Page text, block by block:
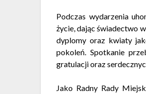
Podczas wydarzenia
życie, dając świadectwo
dyplomy oraz kwiaty
pokoleń. Spotkanie
gratulacji oraz
Jako Radny Rady